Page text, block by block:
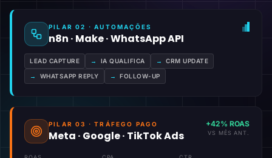
PILAR 02 · AUTOMAÇÕES
n8n · Make · WhatsApp API
LEAD CAPTURE → IA QUALIFICA → CRM UPDATE
→ WHATSAPP REPLY → FOLLOW-UP
PILAR 03 · TRÁFEGO PAGO
Meta · Google · TikTok Ads
+42% ROAS
VS MÊS ANT.